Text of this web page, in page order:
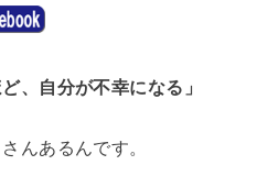
、自分が不幸になる」
んあるんです。